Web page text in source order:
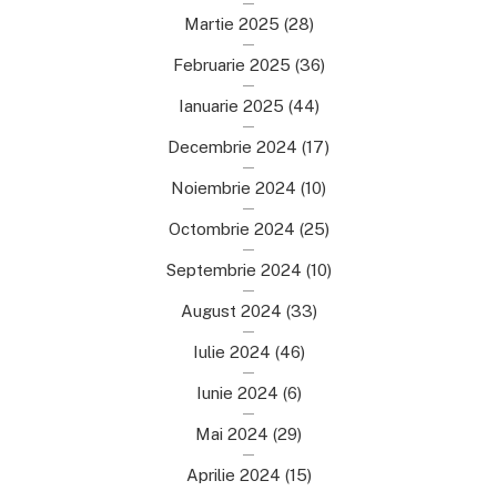
Martie 2025 (28)
Februarie 2025 (36)
Ianuarie 2025 (44)
Decembrie 2024 (17)
Noiembrie 2024 (10)
Octombrie 2024 (25)
Septembrie 2024 (10)
August 2024 (33)
Iulie 2024 (46)
Iunie 2024 (6)
Mai 2024 (29)
Aprilie 2024 (15)